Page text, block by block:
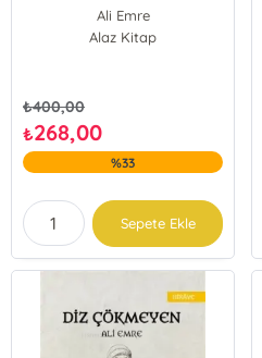
Ali Emre
Alaz Kitap
₺400,00
₺268,00
%33
Sepete Ekle